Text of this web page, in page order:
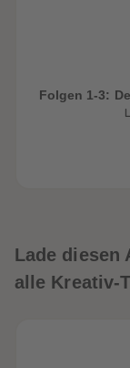
Folgen 1-3:
Lade diesen
alle Kreativ-